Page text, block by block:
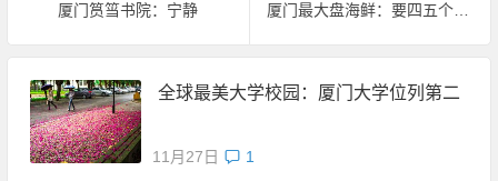
厦门筼筜书院：宁静
厦门最大盘海鲜：要四五个大男人抬出来
全球最美大学校园：厦门大学位列第二
11月27日 1